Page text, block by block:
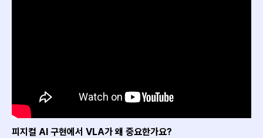
피지컬 AI 구현에서 VLA가 왜 중요한가요?